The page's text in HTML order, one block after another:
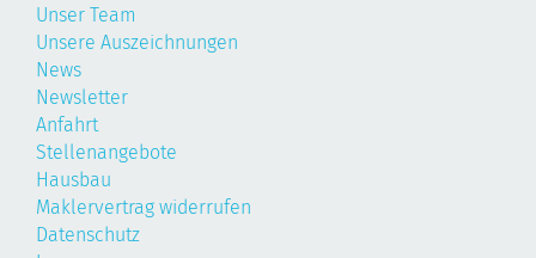
Unser Team
Unsere Auszeichnungen
News
Newsletter
Anfahrt
Stellenangebote
Hausbau
Maklervertrag widerrufen
Datenschutz